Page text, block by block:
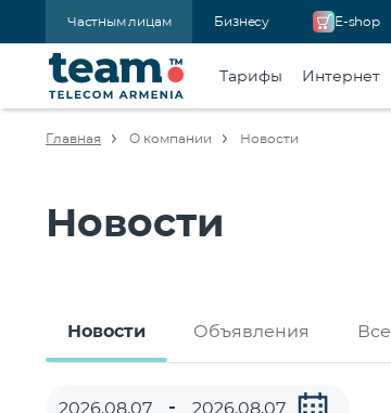
Частным лицам Бизнесу E-shop
Тарифы Интернет
Главная О компании Новости
Новости
Новости Объявления Все